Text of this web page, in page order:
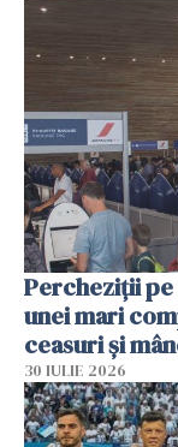
Percheziții
unei mari
ceasuri și
30 IULIE 2026